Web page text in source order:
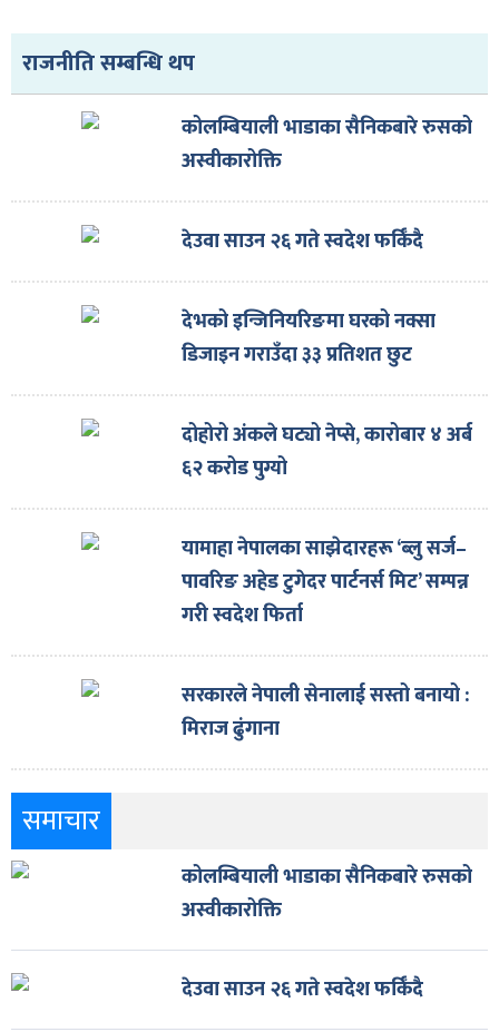
राजनीति सम्बन्धि थप
कोलम्बियाली भाडाका सैनिकबारे रुसको
अस्वीकारोक्ति
देउवा साउन २६ गते स्वदेश फर्किँदै
देभको इन्जिनियरिङमा घरको नक्सा
डिजाइन गराउँदा ३३ प्रतिशत छुट
दोहोरो अंकले घट्यो नेप्से, कारोबार ४ अर्ब
६२ करोड पुग्यो
यामाहा नेपालका साझेदारहरू ‘ब्लु सर्ज–
पावरिङ अहेड टुगेदर पार्टनर्स मिट’ सम्पन्न
गरी स्वदेश फिर्ता
सरकारले नेपाली सेनालाई सस्तो बनायो :
मिराज ढुंगाना
समाचार
कोलम्बियाली भाडाका सैनिकबारे रुसको
अस्वीकारोक्ति
देउवा साउन २६ गते स्वदेश फर्किँदै